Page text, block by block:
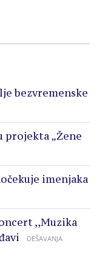
bezvremenske
projekta „Žene
imenjaka
,,Muzika
DEŠAVANJA